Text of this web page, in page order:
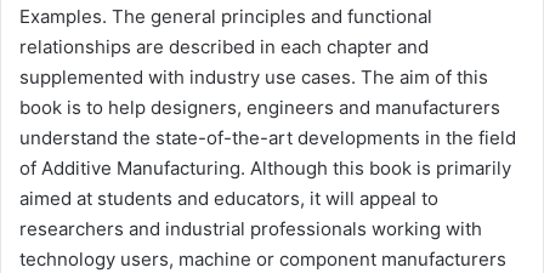
Examples. The general principles and functional
relationships are described in each chapter and
supplemented with industry use cases. The aim of this
book is to help designers, engineers and manufacturers
understand the state-of-the-art developments in the field
of Additive Manufacturing. Although this book is primarily
aimed at students and educators, it will appeal to
researchers and industrial professionals working with
technology users, machine or component manufacturers